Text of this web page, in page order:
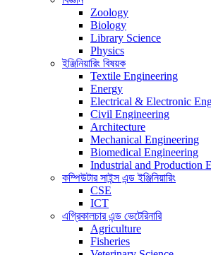
Zoology
Biology
Library Science
Physics
ইঞ্জিনিয়ারিং বিষয়ক
Textile Engineering
Energy
Electrical & Electronic
Civil Engineering
Architecture
Mechanical Engineering
Biomedical Engineering
Industrial and Production
কম্পিউটার সাইন্স এন্ড ইঞ্জিনিয়ারিং
CSE
ICT
এগ্রিকালচার এন্ড ভেটেরিনারি
Agriculture
Fisheries